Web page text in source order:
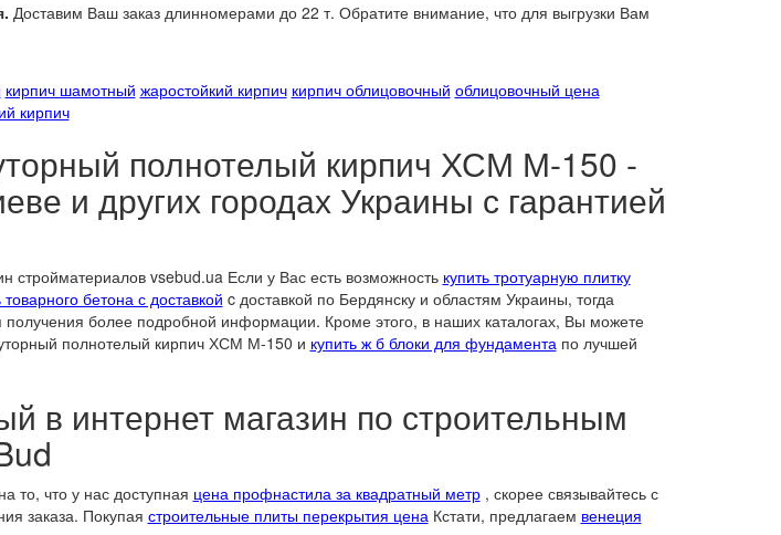
Доставим Ваш заказ длинномерами до 22 т. Обратите внимание, что для выгрузки Вам
кирпич шамотный жаростойкий кирпич кирпич облицовочный облицовочный цена
кирпич
полнотелый кирпич ХСМ М-150 -
и других городах Украины с гарантией
стройматериалов vsebud.ua Если у Вас есть возможность купить тротуарную плитку
бетона с доставкой c доставкой по Бердянску и областям Украины, тогда
более подробной информации. Кроме этого, в наших каталогах, Вы можете
полнотелый кирпич ХСМ М-150 и купить ж б блоки для фундаментапо лучшей
в интернет магазин по строительным
то, что у нас доступная цена профнастила за квадратный метр, скорее связывайтесь с
заказа. Покупая строительные плиты перекрытия ценаКстати, предлагаем венеция